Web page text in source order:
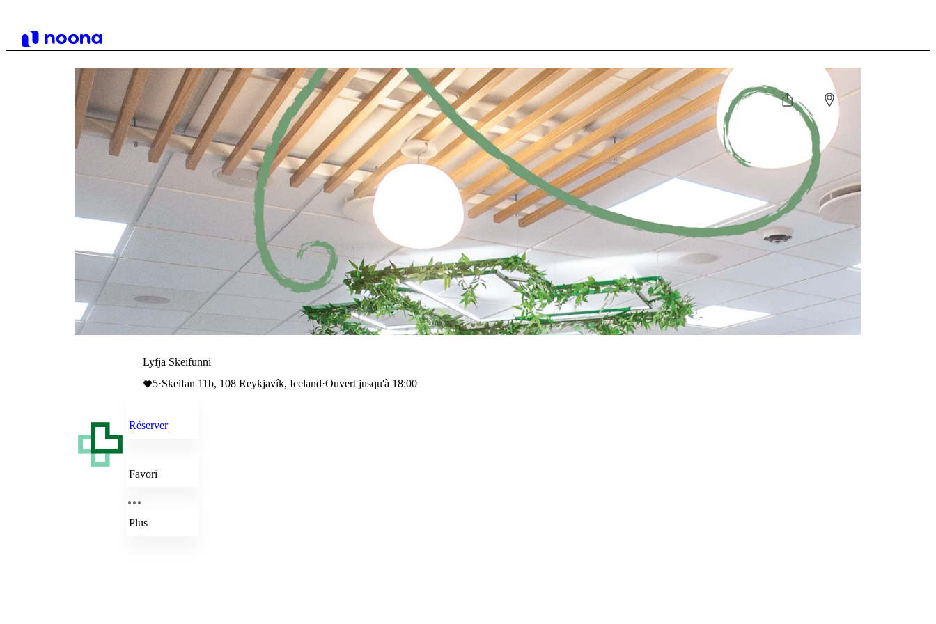
Lyfja Skeifunni
5·Skeifan 11b, 108 Reykjavík, Iceland·Ouvert jusqu'à 18:00
Réserver
Favori
Plus